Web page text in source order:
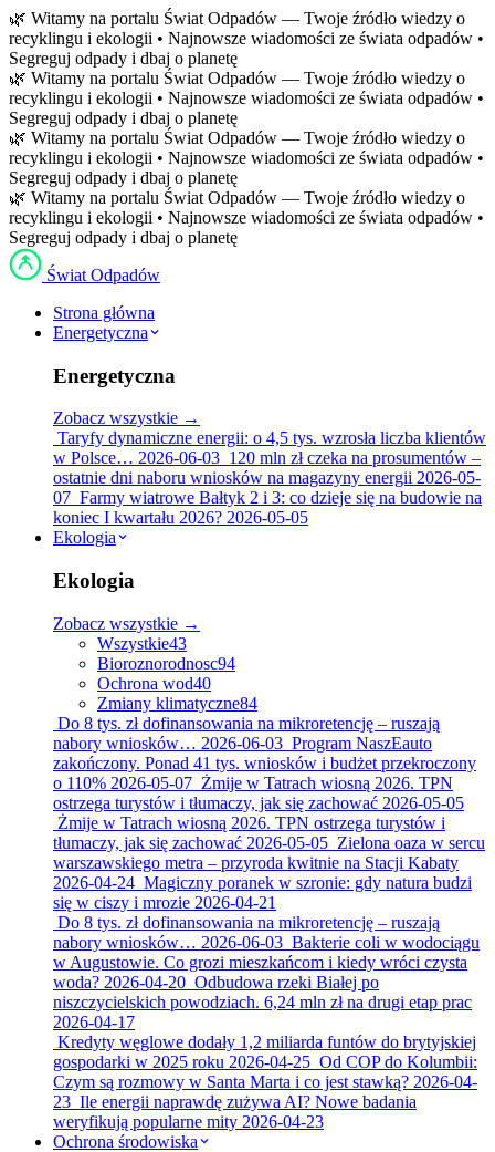
Przejdź
do
treści
🌿 Witamy na portalu Świat Odpadów — Twoje źródło wiedzy o
recyklingu i ekologii • Najnowsze wiadomości ze świata odpadów •
Segreguj odpady i dbaj o planetę
🌿 Witamy na portalu Świat Odpadów — Twoje źródło wiedzy o
recyklingu i ekologii • Najnowsze wiadomości ze świata odpadów •
Segreguj odpady i dbaj o planetę
🌿 Witamy na portalu Świat Odpadów — Twoje źródło wiedzy o
recyklingu i ekologii • Najnowsze wiadomości ze świata odpadów •
Segreguj odpady i dbaj o planetę
🌿 Witamy na portalu Świat Odpadów — Twoje źródło wiedzy o
recyklingu i ekologii • Najnowsze wiadomości ze świata odpadów •
Segreguj odpady i dbaj o planetę
Świat Odpadów
Strona główna
Energetyczna
Energetyczna
Zobacz wszystkie →
Taryfy dynamiczne energii: o 4,5 tys. wzrosła liczba klientów
w Polsce… 2026-06-03 120 mln zł czeka na prosumentów –
ostatnie dni naboru wniosków na magazyny energii 2026-05-
07 Farmy wiatrowe Bałtyk 2 i 3: co dzieje się na budowie na
koniec I kwartału 2026? 2026-05-05
Ekologia
Ekologia
Zobacz wszystkie →
Wszystkie43
Bioroznorodnosc94
Ochrona wod40
Zmiany klimatyczne84
Do 8 tys. zł dofinansowania na mikroretencję – ruszają
nabory wniosków… 2026-06-03 Program NaszEauto
zakończony. Ponad 41 tys. wniosków i budżet przekroczony
o 110% 2026-05-07 Żmije w Tatrach wiosną 2026. TPN
ostrzega turystów i tłumaczy, jak się zachować 2026-05-05
Żmije w Tatrach wiosną 2026. TPN ostrzega turystów i
tłumaczy, jak się zachować 2026-05-05 Zielona oaza w sercu
warszawskiego metra – przyroda kwitnie na Stacji Kabaty
2026-04-24 Magiczny poranek w szronie: gdy natura budzi
się w ciszy i mrozie 2026-04-21
Do 8 tys. zł dofinansowania na mikroretencję – ruszają
nabory wniosków… 2026-06-03 Bakterie coli w wodociągu
w Augustowie. Co grozi mieszkańcom i kiedy wróci czysta
woda? 2026-04-20 Odbudowa rzeki Białej po
niszczycielskich powodziach. 6,24 mln zł na drugi etap prac
2026-04-17
Kredyty węglowe dodały 1,2 miliarda funtów do brytyjskiej
gospodarki w 2025 roku 2026-04-25 Od COP do Kolumbii:
Czym są rozmowy w Santa Marta i co jest stawką? 2026-04-
23 Ile energii naprawdę zużywa AI? Nowe badania
weryfikują popularne mity 2026-04-23
Ochrona środowiska